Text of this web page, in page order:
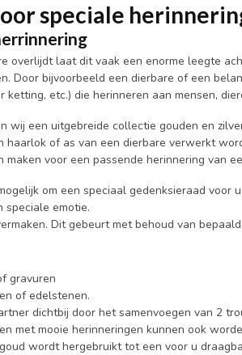
speciale
overlijdt laat dit vaak een enorme leegte
Door bijvoorbeeld een dierbare of een
ketting, etc.) die herinneren aan mensen,
wij een uitgebreide collectie gouden en
haarlok of as van een dierbare verwerkt
maken voor een passende herinnering van
om een speciaal gedenksieraad
speciale emotie.
Dit gebeurt met behoud van
gravuren
of edelstenen.
dichtbij door het samenvoegen van 2
met mooie herinneringen kunnen ook
wordt hergebruikt tot een voor u